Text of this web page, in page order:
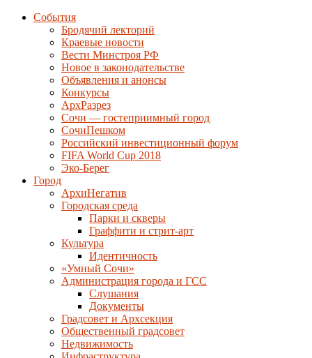
События
Бродячий лекторий
Краевые новости
Вести Минстроя РФ
Новое в законодательстве
Объявления и анонсы
Конкурсы
АрхРазрез
Сочи — гостеприимный город
СочиПешком
Российский инвестиционный форум
FIFA World Cup 2018
Эко-Берег
Город
АрхиНегатив
Городская среда
Парки и скверы
Граффити и стрит-арт
Культура
Идентичность
«Умный Сочи»
Администрация города и ГСС
Слушания
Документы
Градсовет и Архсекция
Общественный градсовет
Недвижимость